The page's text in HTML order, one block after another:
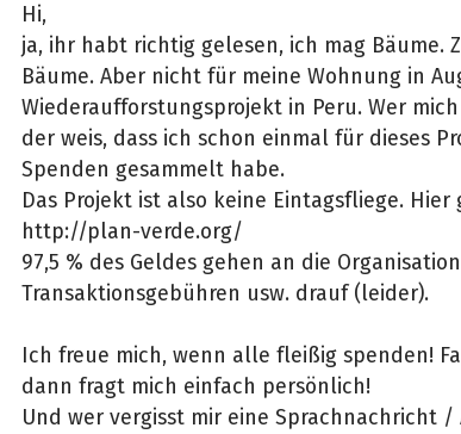
Hi,
ja, ihr habt richtig gelesen, ich mag Bäume.
Bäume. Aber nicht für meine Wohnung in
Wiederaufforstungsprojekt in Peru. Wer
der weis, dass ich schon einmal für dieses
Spenden gesammelt habe.
Das Projekt ist also keine Eintagsfliege.
http://plan-verde.org/
97,5 % des Geldes gehen an die
Transaktionsgebühren usw. drauf (leider).
Ich freue mich, wenn alle fleißig spenden!
dann fragt mich einfach persönlich!
Und wer vergisst mir eine Sprachnachricht